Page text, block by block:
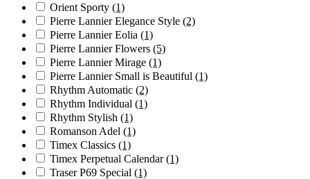
Orient Sporty (1)
Pierre Lannier Elegance Style (2)
Pierre Lannier Eolia (1)
Pierre Lannier Flowers (5)
Pierre Lannier Mirage (1)
Pierre Lannier Small is Beautiful (1)
Rhythm Automatic (2)
Rhythm Individual (1)
Rhythm Stylish (1)
Romanson Adel (1)
Timex Classics (1)
Timex Perpetual Calendar(1)
Traser P69 Special (1)